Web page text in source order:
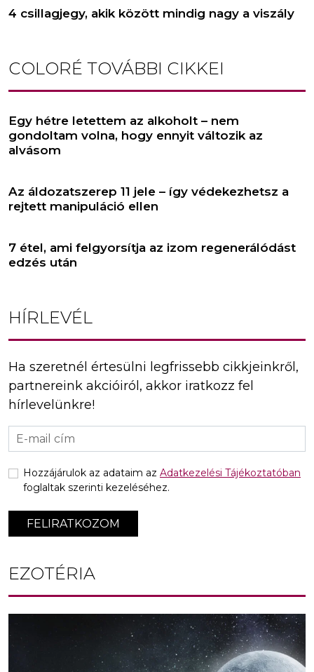
4 csillagjegy, akik között mindig nagy a viszály
COLORÉ TOVÁBBI CIKKEI
Egy hétre letettem az alkoholt – nem
gondoltam volna, hogy ennyit változik az
alvásom
Az áldozatszerep 11 jele – így védekezhetsz a
rejtett manipuláció ellen
7 étel, ami felgyorsítja az izom regenerálódást
edzés után
HÍRLEVÉL
Ha szeretnél értesülni legfrissebb cikkjeinkről,
partnereink akcióiról, akkor iratkozz fel
hírlevelünkre!
FELIRATKOZOM
Hozzájárulok az adataim az Adatkezelési Tájékoztatóban
foglaltak szerinti kezeléséhez.
EZOTÉRIA